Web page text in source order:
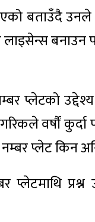
बताउँदै उनले
बनाउन
प्लेटको
वर्षौं
प्लेट किन